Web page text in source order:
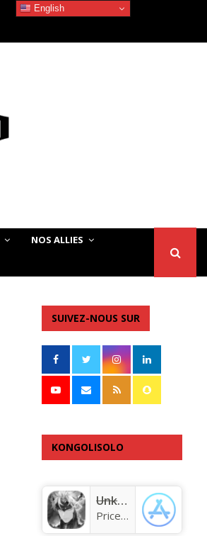
NOS ALLIES
SUIVEZ-NOUS SUR
KONGOLISOLO
Unknown app
Price:Free
English